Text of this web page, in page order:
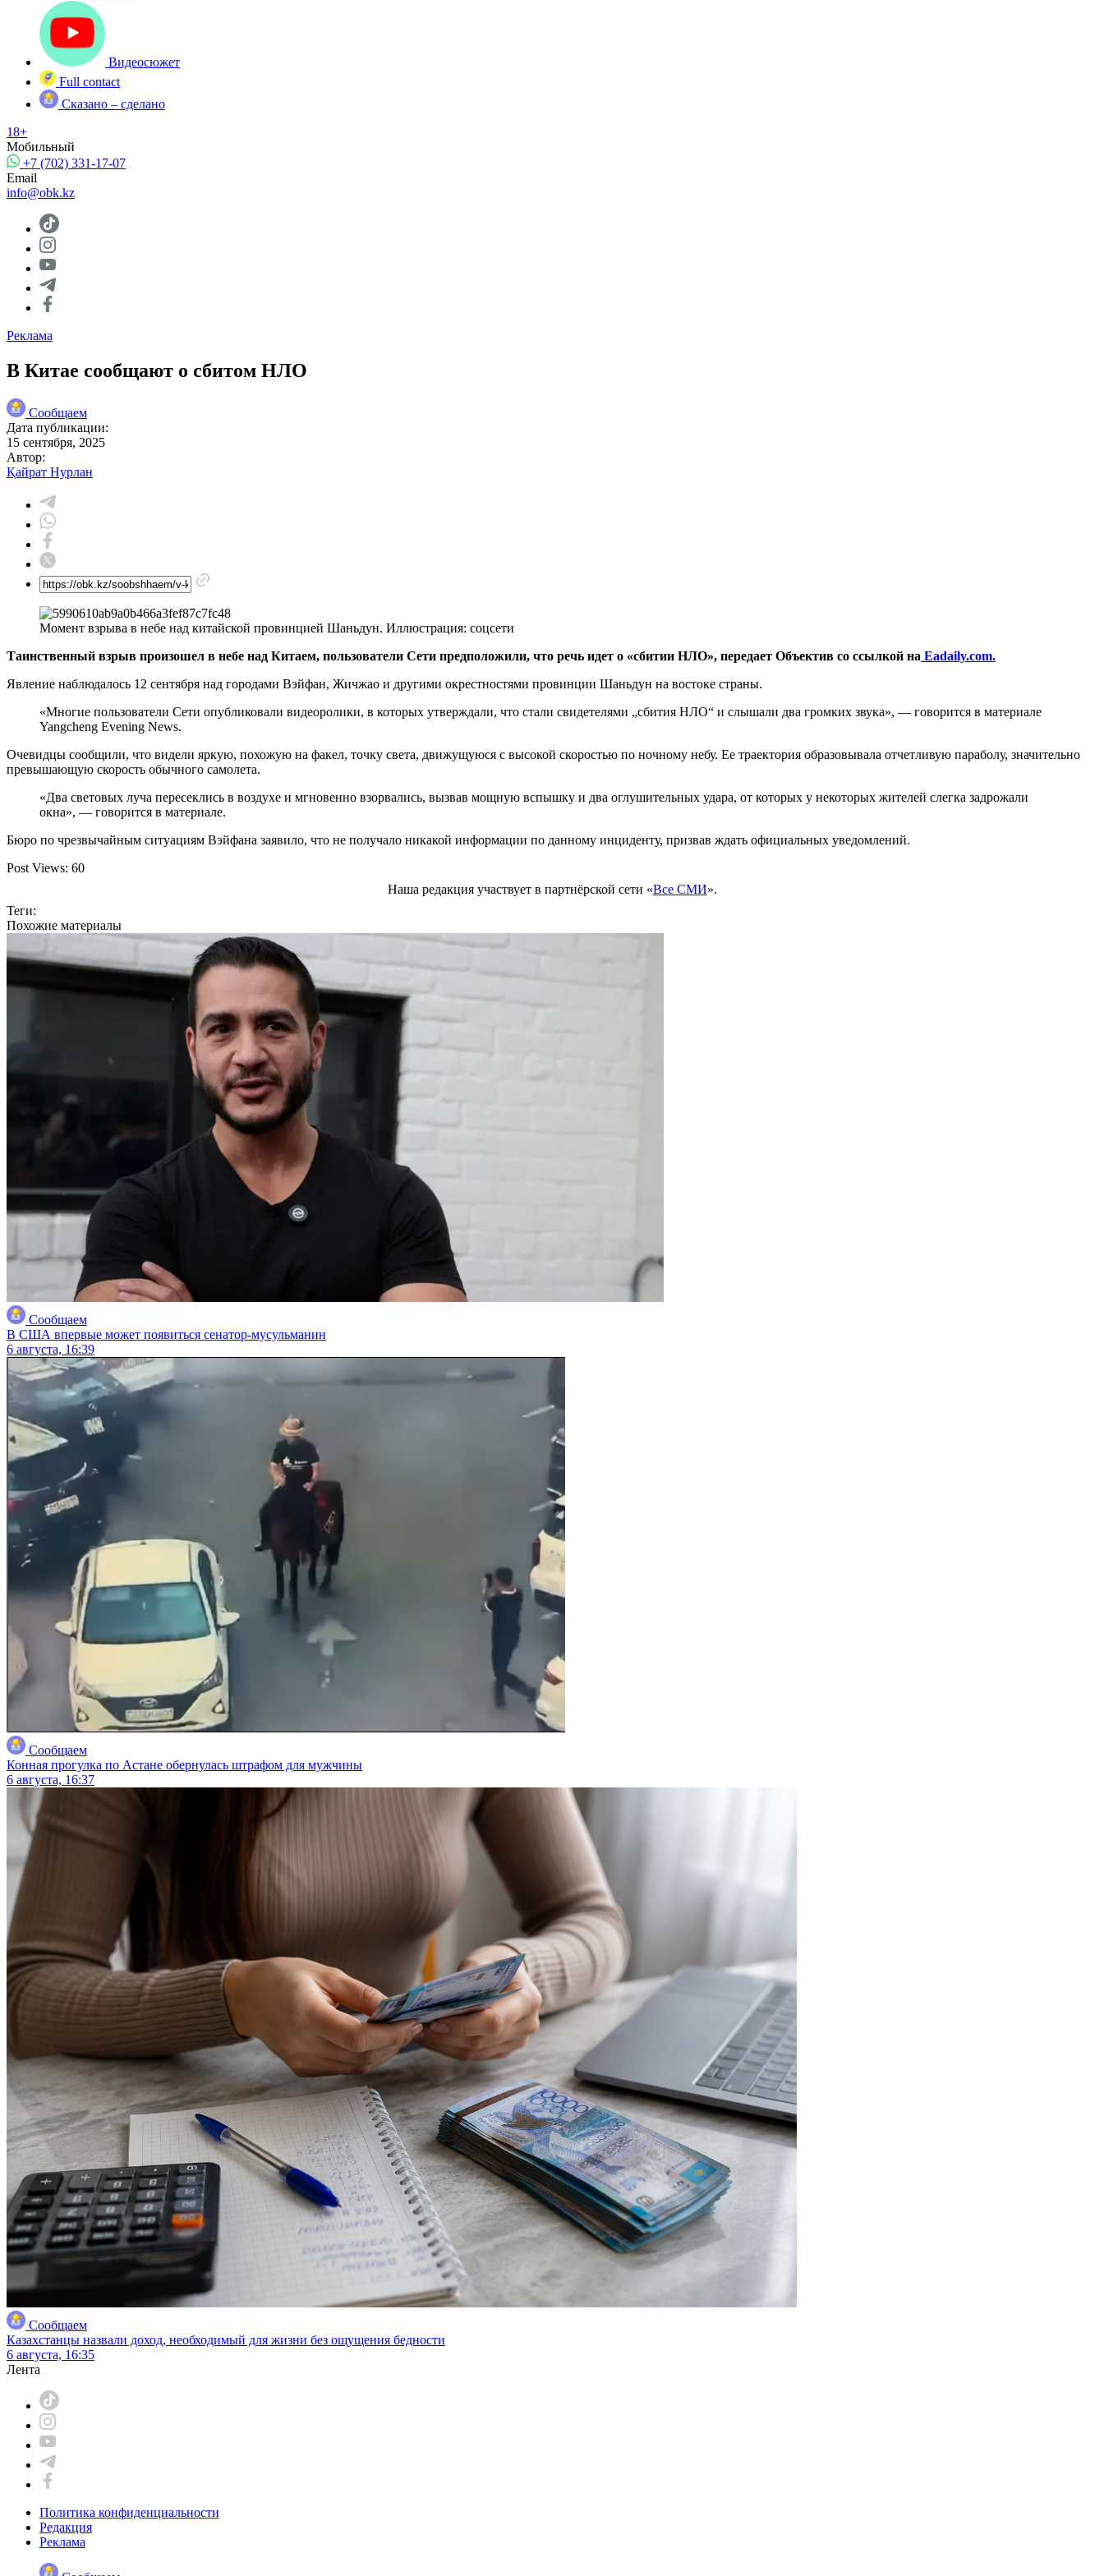
Видеосюжет
Full contact
Сказано – сделано
18+
Мобильный
+7 (702) 331-17-07
Email
info@obk.kz
Реклама
В Китае сообщают о сбитом НЛО
Сообщаем
Дата публикации:
15 сентября, 2025
Автор:
Қайрат Нурлан
Момент взрыва в небе над китайской провинцией Шаньдун. Иллюстрация: соцсети
Таинственный взрыв произошел в небе над Китаем, пользователи Сети предположили, что речь идет о «сбитии НЛО», передает Объектив со ссылкой на Еadaily.com.
Явление наблюдалось 12 сентября над городами Вэйфан, Жичжао и другими окрестностями провинции Шаньдун на востоке страны.
«Многие пользователи Сети опубликовали видеоролики, в которых утверждали, что стали свидетелями „сбития НЛО“ и слышали два громких звука», — говорится в материале
Yangcheng Evening News.
Очевидцы сообщили, что видели яркую, похожую на факел, точку света, движущуюся с высокой скоростью по ночному небу. Ее траектория образовывала отчетливую параболу, значительно
превышающую скорость обычного самолета.
«Два световых луча пересеклись в воздухе и мгновенно взорвались, вызвав мощную вспышку и два оглушительных удара, от которых у некоторых жителей слегка задрожали
окна», — говорится в материале.
Бюро по чрезвычайным ситуациям Вэйфана заявило, что не получало никакой информации по данному инциденту, призвав ждать официальных уведомлений.
Post Views: 60
Наша редакция участвует в партнёрской сети «Все СМИ».
Теги:
Похожие материалы
Сообщаем
В США впервые может появиться сенатор-мусульманин
6 августа, 16:39
Сообщаем
Конная прогулка по Астане обернулась штрафом для мужчины
6 августа, 16:37
Сообщаем
Казахстанцы назвали доход, необходимый для жизни без ощущения бедности
6 августа, 16:35
Лента
Политика конфиденциальности
Редакция
Реклама